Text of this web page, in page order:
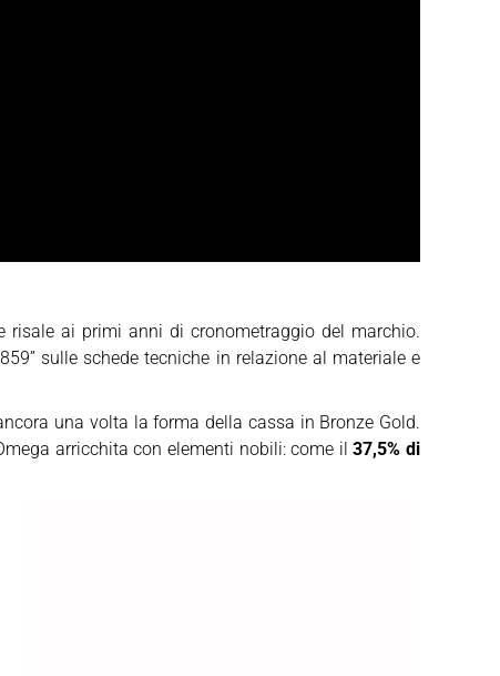
ai primi anni di cronometraggio del marchio.
sulle schede tecniche in relazione al materiale e
una volta la forma della cassa in Bronze Gold.
arricchita con elementi nobili: come il37,5% di